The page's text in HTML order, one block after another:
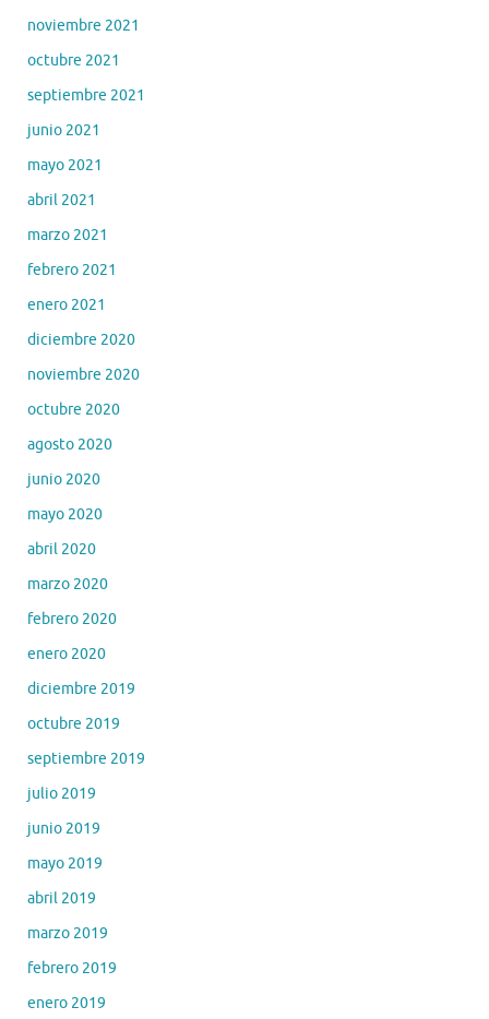
noviembre 2021
octubre 2021
septiembre 2021
junio 2021
mayo 2021
abril 2021
marzo 2021
febrero 2021
enero 2021
diciembre 2020
noviembre 2020
octubre 2020
agosto 2020
junio 2020
mayo 2020
abril 2020
marzo 2020
febrero 2020
enero 2020
diciembre 2019
octubre 2019
septiembre 2019
julio 2019
junio 2019
mayo 2019
abril 2019
marzo 2019
febrero 2019
enero 2019